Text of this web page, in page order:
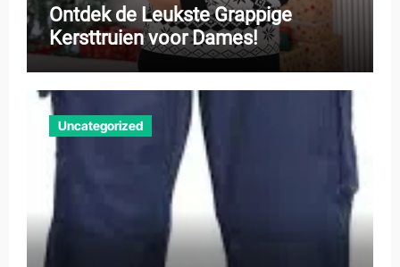
Ontdek de Leukste Grappige
Kersttruien voor Dames!
Uncategorized